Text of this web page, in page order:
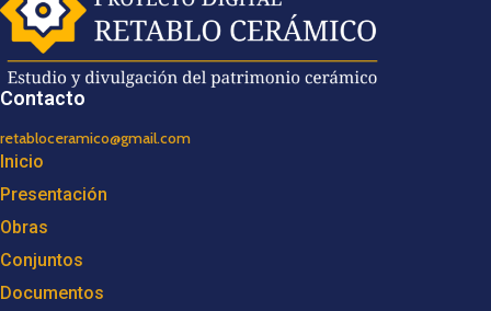
Contacto
retabloceramico@gmail.com
Inicio
Presentación
Obras
Conjuntos
Documentos